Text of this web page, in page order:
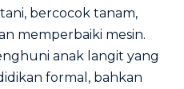
bercocok tanam,
memperbaiki mesin.
anak langit yang
formal, bahkan